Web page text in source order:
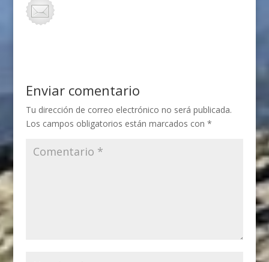
Enviar comentario
Tu dirección de correo electrónico no será publicada.
Los campos obligatorios están marcados con *